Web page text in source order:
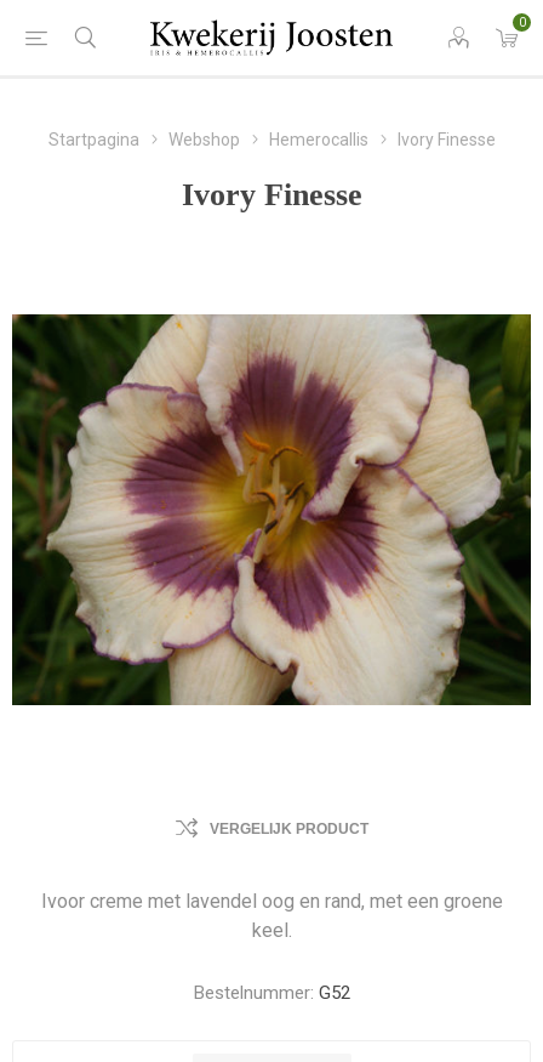
0
Startpagina Webshop Hemerocallis Ivory Finesse
Ivory Finesse
VERGELIJK PRODUCT
Ivoor creme met lavendel oog en rand, met een groene
keel.
Bestelnummer: G52